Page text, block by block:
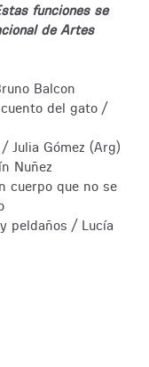
funciones se
de Artes
Balcon
del gato /
Julia Gómez (Arg)
Nuñez
cuerpo que no se
peldaños / Lucía